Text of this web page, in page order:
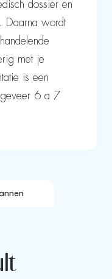
dossier en
Daarna wordt
met je
is een
6 a 7